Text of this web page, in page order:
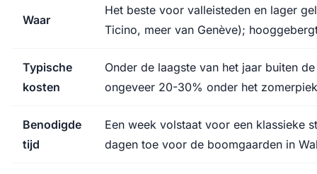
Waar
Het beste voor valleisteden en lager
Ticino, meer van Genève);
Typische
kosten
Onder de laagste van het jaar buiten
ongeveer 20-30% onder het zomerpiek
Benodigde
tijd
Een week volstaat voor een klassieke
dagen toe voor de boomgaarden in